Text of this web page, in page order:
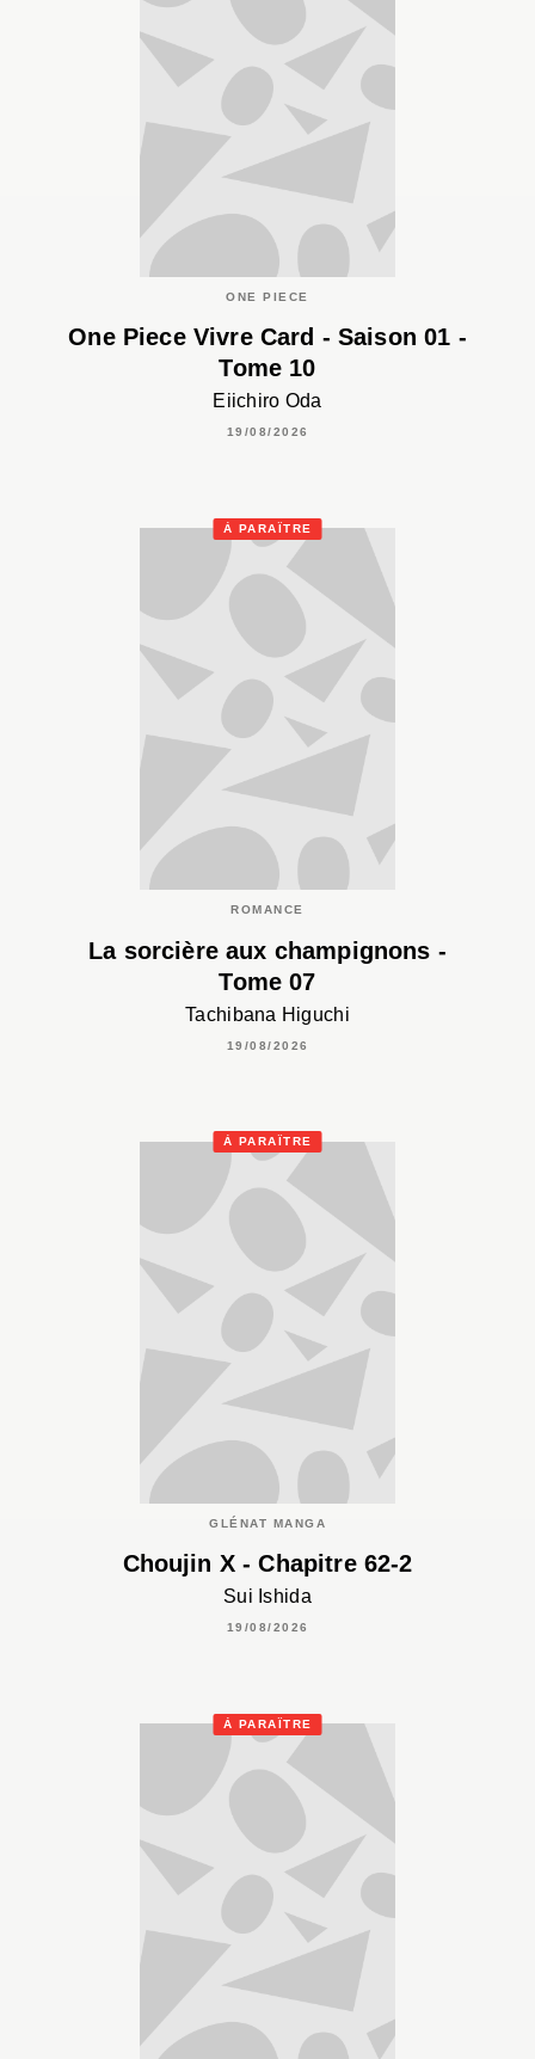
ONE PIECE
One Piece Vivre Card - Saison 01 -
Tome 10
Eiichiro Oda
19/08/2026
À PARAÎTRE
ROMANCE
La sorcière aux champignons -
Tome 07
Tachibana Higuchi
19/08/2026
À PARAÎTRE
GLÉNAT MANGA
Choujin X - Chapitre 62-2
Sui Ishida
19/08/2026
À PARAÎTRE